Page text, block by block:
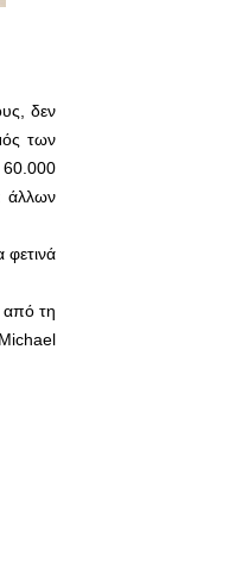
δεν
των
60.000
άλλων
από τη